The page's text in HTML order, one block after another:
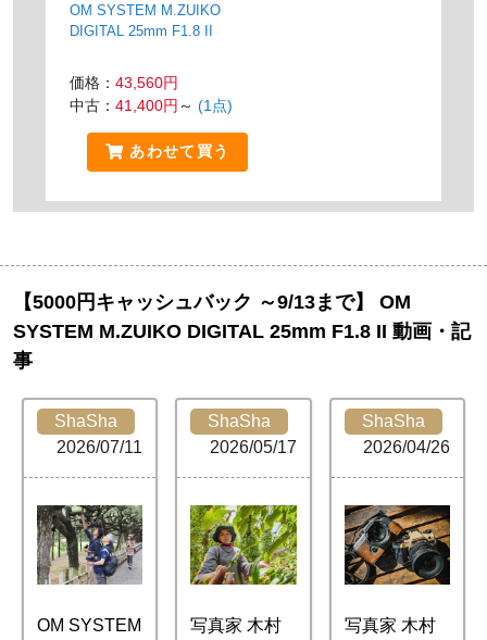
OM SYSTEM M.ZUIKO
DIGITAL 25mm F1.8 II
価格： 43,560円
中古： 41,400円 ～ (1点)
あわせて買う
【5000円キャッシュバック ～9/13まで】 OM
SYSTEM M.ZUIKO DIGITAL 25mm F1.8 II 動画・記
事
ShaSha
2026/07/11
OM SYSTEM
ShaSha
2026/05/17
写真家 木村
ShaSha
2026/04/26
写真家 木村